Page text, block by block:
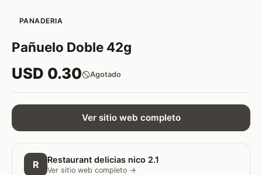
PANADERIA
Pañuelo Doble 42g
USD 0.30 Agotado
Ver sitio web completo
R Restaurant delicias nico 2.1
Ver sitio web completo →